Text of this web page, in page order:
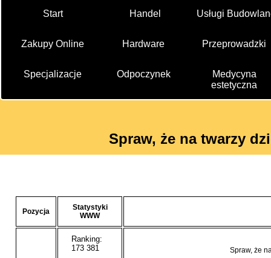
Start Handel Usługi
Zakupy Online Hardware Przeprowadzki
Specjalizacje Odpoczynek
Medycyna
estetyczna
Spraw, że na twarzy
Pozycja
Statystyki
WWW
Ranking:
173 381
Spraw, że